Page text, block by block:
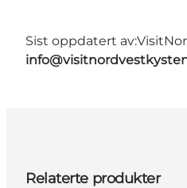
Sist oppdatert av:
Relaterte produkter